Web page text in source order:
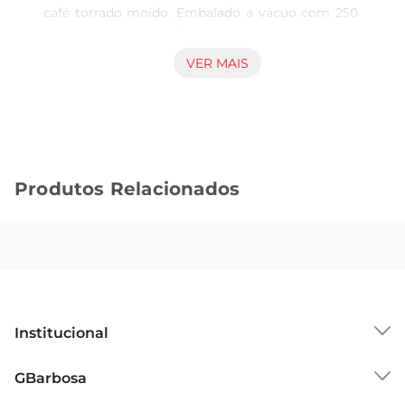
café torrado moído. Embalado a vácuo com 250
para uma experiência agradável a cada preparo.
preservando o perfil tradicional do produto
elaborados, facilitando a sua rotina. Aplicações e
tradicional, adaptase bem para o consumo em
VER MAIS
Produtos Relacionados
Institucional
Grupo Cencosud
GBarbosa